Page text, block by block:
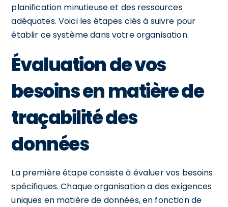
planification minutieuse et des ressources
adéquates. Voici les étapes clés à suivre pour
établir ce système dans votre organisation.
Évaluation de vos
besoins en matière de
traçabilité des
données
La première étape consiste à évaluer vos besoins
spécifiques. Chaque organisation a des exigences
uniques en matière de données, en fonction de